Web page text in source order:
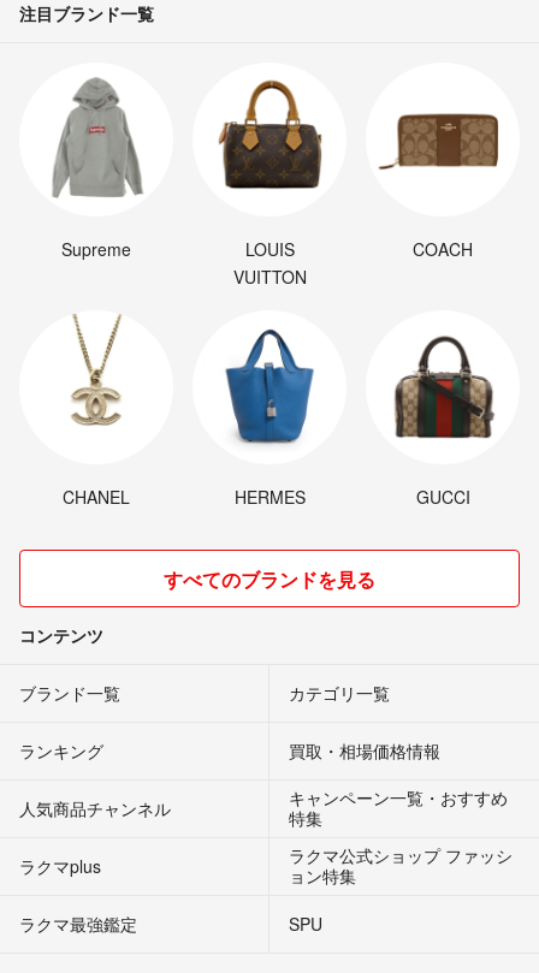
注目ブランド一覧
Supreme
LOUIS
VUITTON
COACH
CHANEL HERMES GUCCI
すべてのブランドを見る
コンテンツ
ブランド一覧 カテゴリ一覧
ランキング 買取・相場価格情報
人気商品チャンネル
キャンペーン一覧・おすすめ
特集
ラクマplus
ラクマ公式ショップ ファッシ
ョン特集
ラクマ最強鑑定
SPU